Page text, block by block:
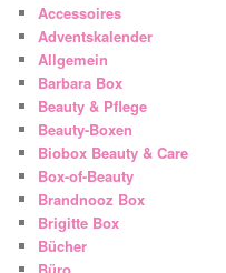
Accessoires
Adventskalender
Allgemein
Barbara Box
Beauty & Pflege
Beauty-Boxen
Biobox Beauty & Care
Box-of-Beauty
Brandnooz Box
Brigitte Box
Bücher
Büro